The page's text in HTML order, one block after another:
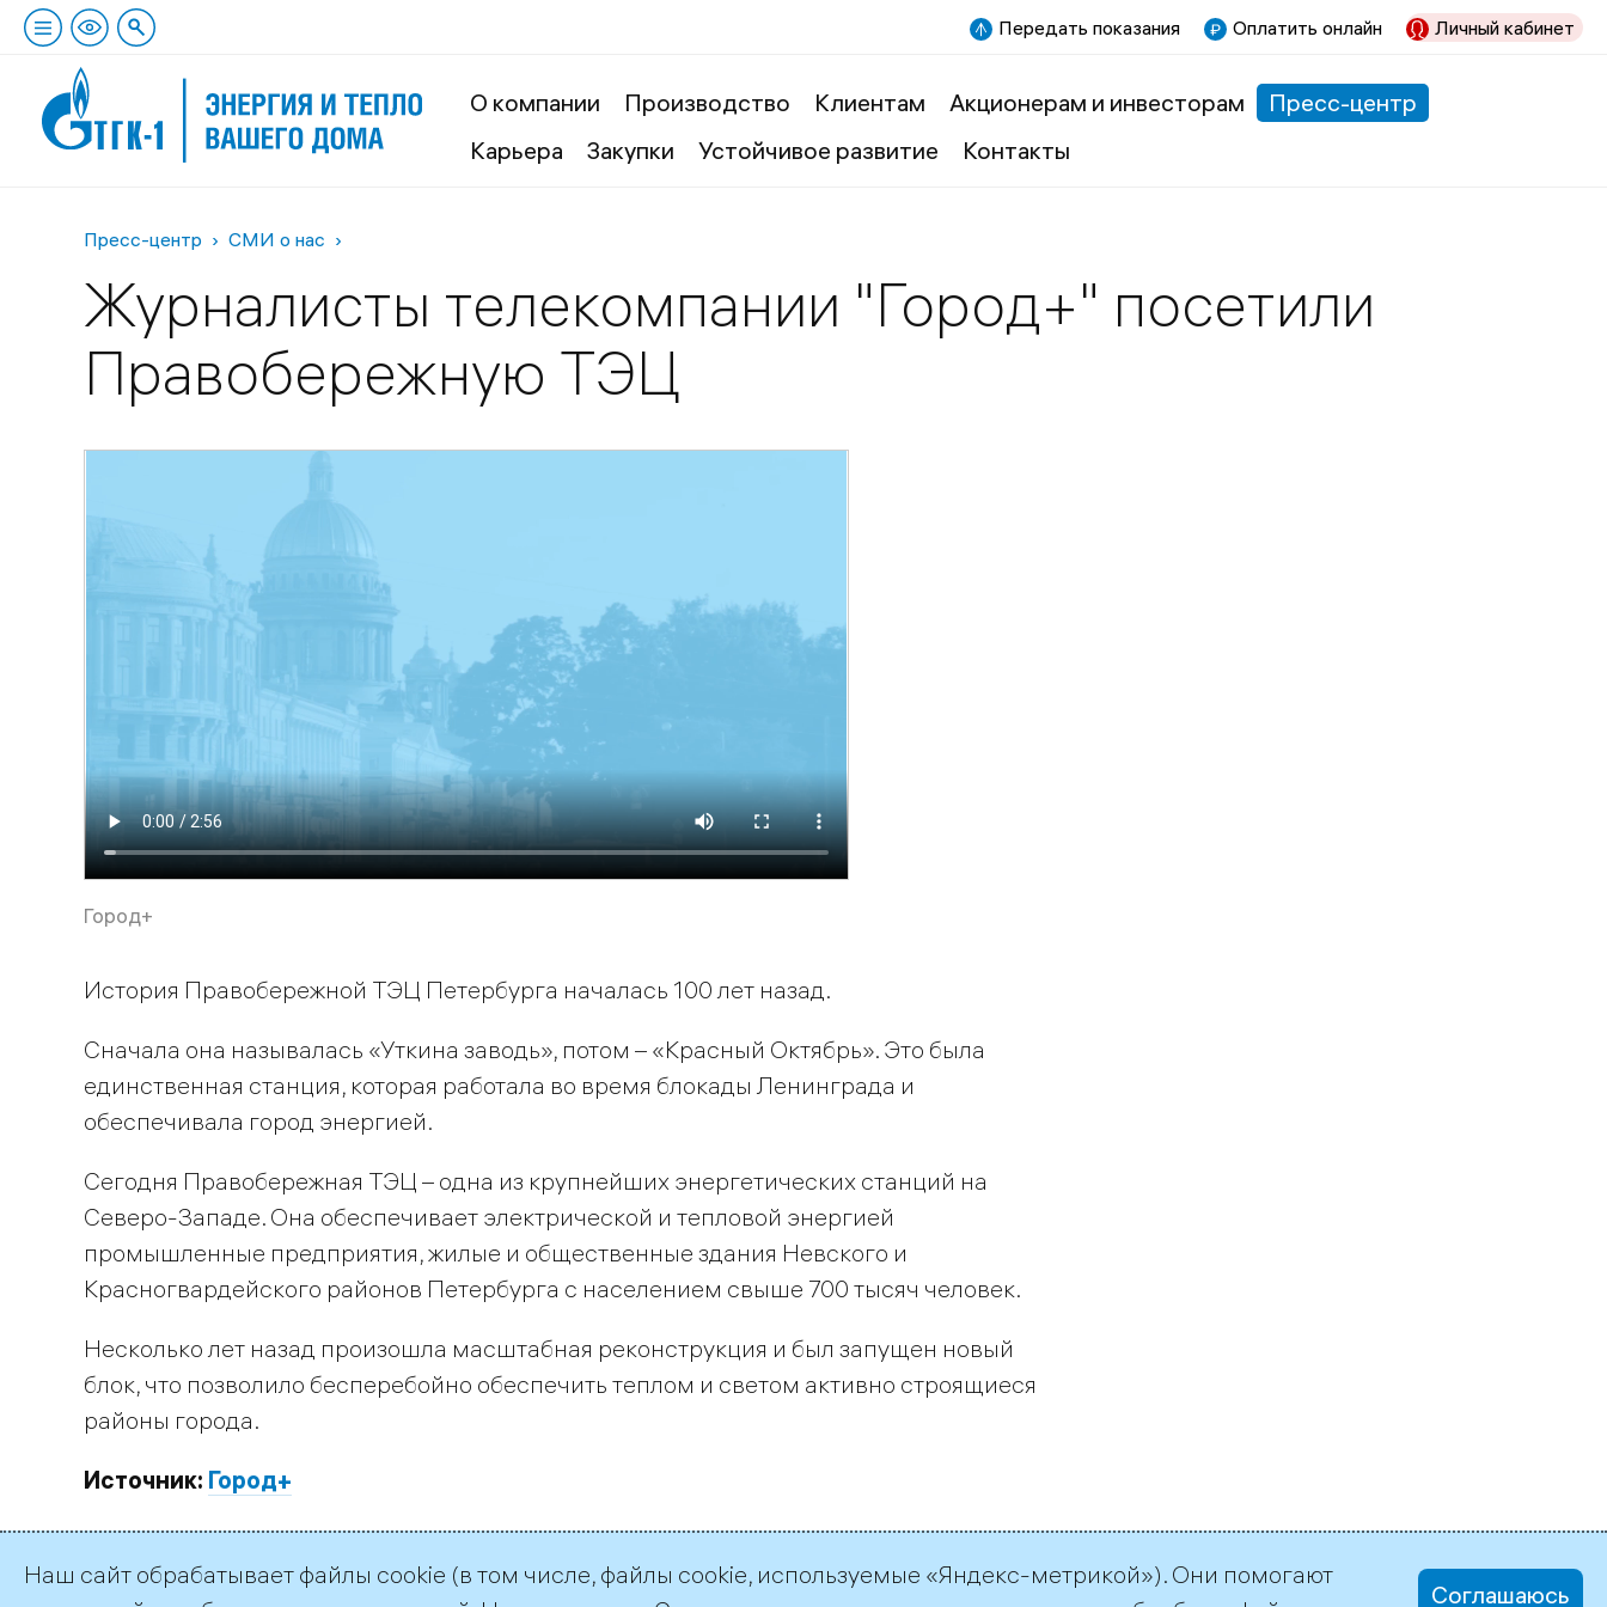
Передать показания Оплатить онлайн Личный кабинет
О компании Производство Клиентам Акционерам и инвесторам
Пресс-центр
Карьера
Закупки Устойчивое развитие Контакты
Пресс-центр СМИ о нас
Журналисты телекомпании "Город+" посетили
Правобережную ТЭЦ
Город+
История Правобережной ТЭЦ Петербурга началась 100 лет назад.
Сначала она называлась «Уткина заводь», потом – «Красный Октябрь». Это была
единственная станция, которая работала во время блокады Ленинграда и
обеспечивала город энергией.
Сегодня Правобережная ТЭЦ – одна из крупнейших энергетических станций на
Северо-Западе. Она обеспечивает электрической и тепловой энергией
промышленные предприятия, жилые и общественные здания Невского и
Красногвардейского районов Петербурга с населением свыше 700 тысяч человек.
Несколько лет назад произошла масштабная реконструкция и был запущен новый
блок, что позволило бесперебойно обеспечить теплом и светом активно строящиеся
районы города.
Источник: Город+
Наш сайт обрабатывает файлы cookie (в том числе, файлы cookie, используемые «Яндекс-метрикой»). Они помогают
Соглашаюсь